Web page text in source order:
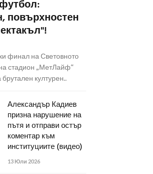
повърхностен
финал на Световното
стадион „МетЛайф“
културен..
Александър Кадиев
призна нарушение на
пътя и отправи остър
коментар към
институциите (видео)
13 Юли 2026